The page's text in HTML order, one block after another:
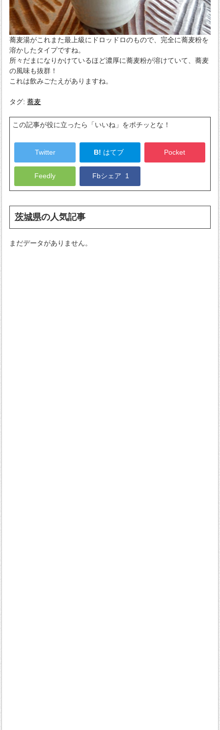
蕎麦湯がこれまた最上級にドロッドロのもので、完全に蕎麦粉を
溶かしたタイプですね。
所々だまになりかけているほど濃厚に蕎麦粉が溶けていて、蕎麦
の風味も抜群！
これは飲みごたえがありますね。
タグ:蕎麦
この記事が役に立ったら「いいね」をポチッとな！
Twitter B! はてブ Pocket
Feedly Fbシェア 1
茨城県の人気記事
まだデータがありません。